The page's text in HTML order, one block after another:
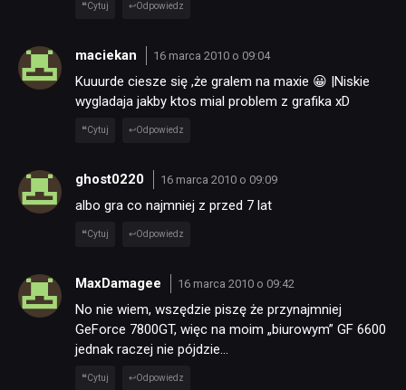
NEWSY
RECENZJE
PUBLICYSTYKA
Cytuj Odpowiedz
maciekan 16 marca 2010 o 09:04
Kuuurde ciesze się ,że gralem na maxie 😀 |Niskie
wygladaja jakby ktos mial problem z grafika xD
Cytuj Odpowiedz
ghost0220 16 marca 2010 o 09:09
albo gra co najmniej z przed 7 lat
Cytuj Odpowiedz
MaxDamagee 16 marca 2010 o 09:42
No nie wiem, wszędzie piszę że przynajmniej
GeForce 7800GT, więc na moim „biurowym” GF 6600
jednak raczej nie pójdzie…
Cytuj Odpowiedz